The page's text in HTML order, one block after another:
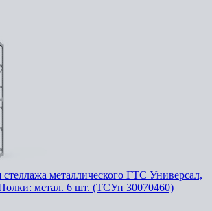
металлического ГТС Универсал,
метал. 6 шт. (ТСУп 30070460)